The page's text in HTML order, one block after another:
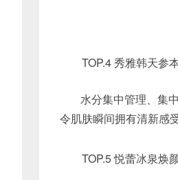
TOP.4 秀雅韩天参
水分集中管理、集
令肌肤瞬间拥有清新感
TOP.5 悦蕾冰泉焕